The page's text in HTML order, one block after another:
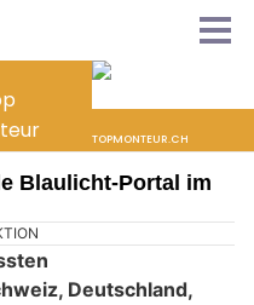
Blaulicht-Portal im
Deutschland,